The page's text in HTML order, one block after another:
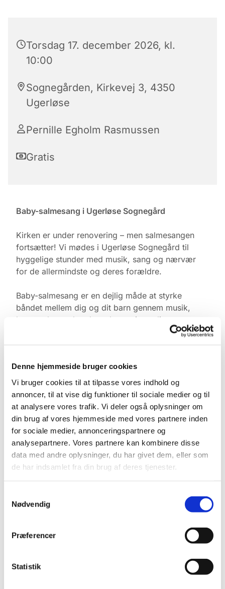
Denne hjemmeside bruger cookies
Vi bruger cookies til at tilpasse vores indhold og
annoncer, til at vise dig funktioner til sociale medier og til
at analysere vores trafik. Vi deler også oplysninger om
din brug af vores hjemmeside med vores partnere inden
for sociale medier, annonceringspartnere og
analysepartnere. Vores partnere kan kombinere disse
data med andre oplysninger, du har givet dem, eller som
de har indsamlet fra din brug af deres tjenester.
Nødvendig
Præferencer
Statistik
Torsdag 17. december 2026, kl.
10:00
Sognegården, Kirkevej 3, 4350
Ugerløse
Pernille Egholm Rasmussen
Gratis
Baby-salmesang i Ugerløse Sognegård
Kirken er under renovering – men salmesangen
fortsætter! Vi mødes i Ugerløse Sognegård til
hyggelige stunder med musik, sang og nærvær
for de allermindste og deres forældre.
Baby-salmesang er en dejlig måde at styrke
båndet mellem dig og dit barn gennem musik,
bevægelse og kendte salmer – i et roligt og trygt
Ugerløse Sognegård
Torsdage kl. 10.00
Tilmelding:
Kontakt Pernille Rasmussen på:
Mobil: +45 31521240
Mail: pernilleegholm@live.dk
Alle er velkomne – uanset om du er vant til at
komme i kirke eller ej. Tag din baby under armen,
sang og smil.